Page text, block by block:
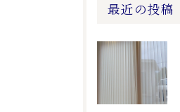
最近の投稿